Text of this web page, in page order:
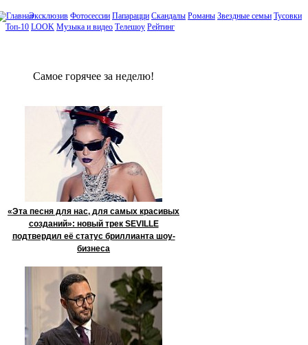
Эксклюзив Фотосессии Папарацци Скандалы Романы Звездные семьи Тусовки
Топ-10 LOOK Музыка и видео Телешоу Рейтинг
Сaмое гoрячее за неделю!
«Эта песня для нас, для самых красивых
созданий»: новый трек SEVILLE
подтвердил её статус бриллианта шоу-
бизнеса